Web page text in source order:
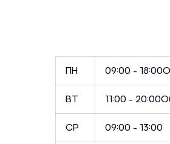
ПН 09:00 - 18:00
ВТ 11:00 - 20:00
СР 09:00 - 13:00